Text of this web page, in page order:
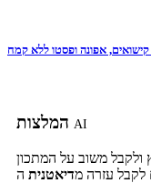
אפונה ופסטו ללא קמח
AI
לקבל עזרה מדיאטנית